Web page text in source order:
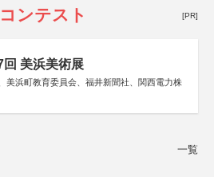
ンテスト [PR]
回 美浜美術展
美浜町教育委員会、福井新聞社、関西電力株
一覧